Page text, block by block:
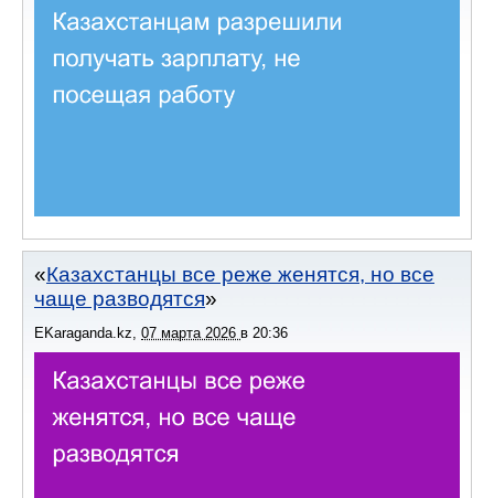
Казахстанцы все реже женятся, но все
чаще разводятся
EKaraganda.kz, 07 марта 2026 в 20:36